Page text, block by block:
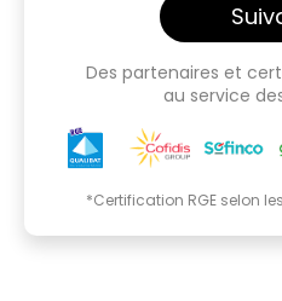
Des partenaires et
au service
*Certification RGE selon